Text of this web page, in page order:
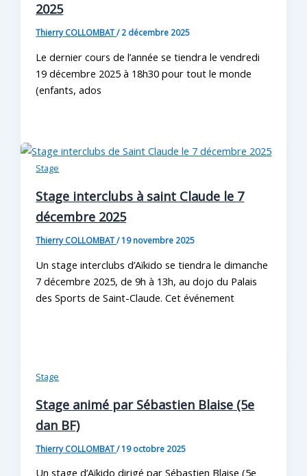
2025
Thierry COLLOMBAT/2 décembre 2025
Le dernier cours de l’année se tiendra le vendredi
19 décembre 2025 à 18h30 pour tout le monde
(enfants, ados
Stage
Stage interclubs à saint Claude le 7
décembre 2025
Thierry COLLOMBAT/19 novembre 2025
Un stage interclubs d’Aïkido se tiendra le dimanche
7 décembre 2025, de 9h à 13h, au dojo du Palais
des Sports de Saint-Claude. Cet événement
Stage
Stage animé par Sébastien Blaise (5e
dan BF)
Thierry COLLOMBAT/19 octobre 2025
Un stage d’Aïkido dirigé par Sébastien Blaise (5e